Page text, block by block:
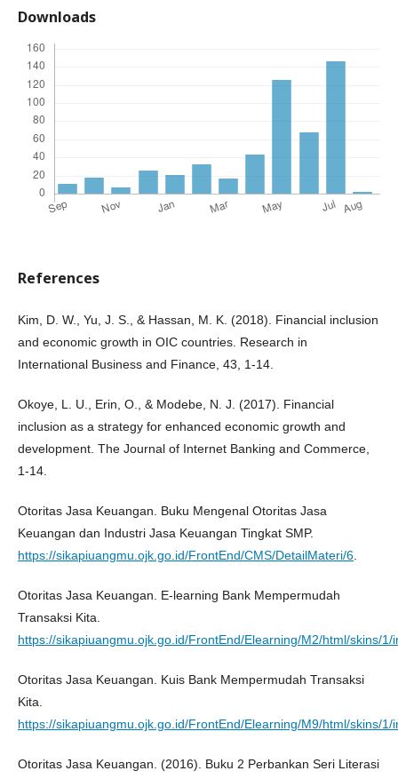
Downloads
References
Kim, D. W., Yu, J. S., & Hassan, M. K. (2018). Financial inclusion
and economic growth in OIC countries. Research in
International Business and Finance, 43, 1-14.
Okoye, L. U., Erin, O., & Modebe, N. J. (2017). Financial
inclusion as a strategy for enhanced economic growth and
development. The Journal of Internet Banking and Commerce,
1-14.
Otoritas Jasa Keuangan. Buku Mengenal Otoritas Jasa
Keuangan dan Industri Jasa Keuangan Tingkat SMP.
https://sikapiuangmu.ojk.go.id/FrontEnd/CMS/DetailMateri/6
Otoritas Jasa Keuangan. E-learning Bank Mempermudah
Transaksi Kita.
https://sikapiuangmu.ojk.go.id/FrontEnd/Elearning/M2/html/skins/1/
Otoritas Jasa Keuangan. Kuis Bank Mempermudah Transaksi
Kita.
https://sikapiuangmu.ojk.go.id/FrontEnd/Elearning/M9/html/skins/1/
Otoritas Jasa Keuangan. (2016). Buku 2 Perbankan Seri Literasi